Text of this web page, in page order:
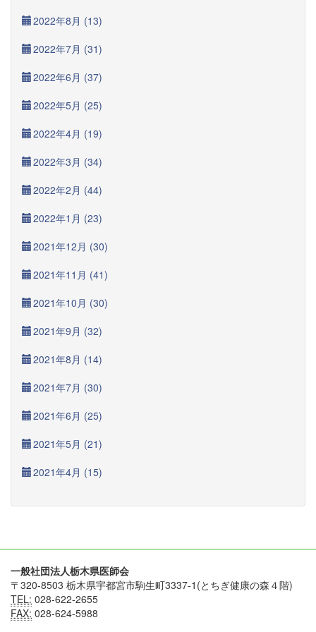
2022年8月 (13)
2022年7月 (31)
2022年6月 (37)
2022年5月 (25)
2022年4月 (19)
2022年3月 (34)
2022年2月 (44)
2022年1月 (23)
2021年12月 (30)
2021年11月 (41)
2021年10月 (30)
2021年9月 (32)
2021年8月 (14)
2021年7月 (30)
2021年6月 (25)
2021年5月 (21)
2021年4月 (15)
一般社団法人栃木県医師会
〒320-8503 栃木県宇都宮市駒生町3337-1(とちぎ健康の森４階)
TEL: 028-622-2655
FAX: 028-624-5988